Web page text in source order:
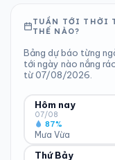
TUẦN TỚI THỜI
THẾ NÀO?
Bảng dự báo từng
tới ngày nào nắng
từ 07/08/2026.
Hôm nay
07/08
Mưa Vừa
87%
ĐỘ ẨM
Thứ Bảy